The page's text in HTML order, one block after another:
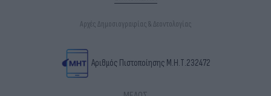
Αρχές Δημοσιογραφίας & Δεοντολογίας
Αριθμός Πιστοποίησης Μ.Η.Τ.232472